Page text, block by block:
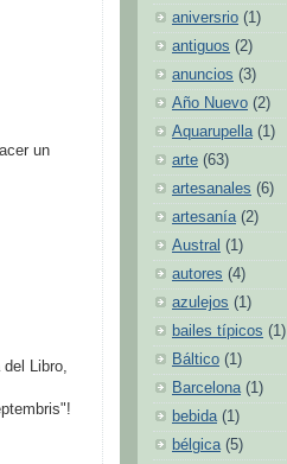
un
del Libro,
aniversrio (1)
antiguos (2)
anuncios (3)
Año Nuevo (2)
Aquarupella (1)
arte (63)
artesanales (6)
artesanía (2)
Austral (1)
autores (4)
azulejos (1)
bailes típicos (1)
Báltico (1)
Barcelona (1)
bebida (1)
bélgica (5)